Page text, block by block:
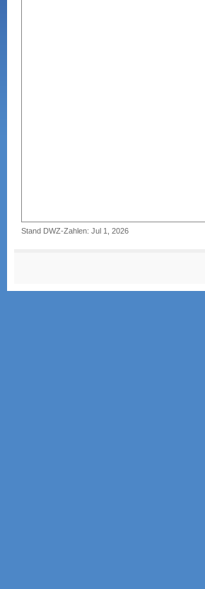
Stand DWZ-Zahlen: Jul 1, 2026